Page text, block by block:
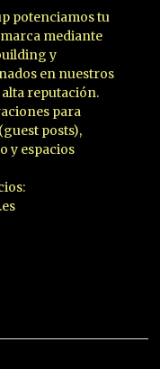
potenciamos tu
mediante
y
en nuestros
reputación.
para
posts),
y espacios